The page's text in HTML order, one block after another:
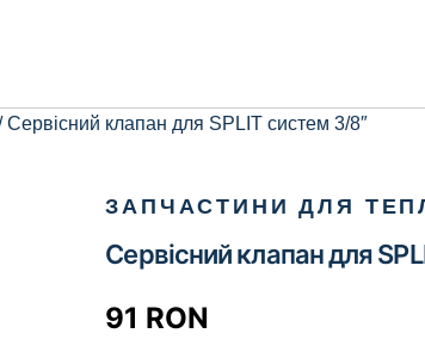
Сервісний клапан для SPLIT систем 3/8″
ЗАПЧАСТИНИ ДЛЯ
Сервісний клапан для
91 RON